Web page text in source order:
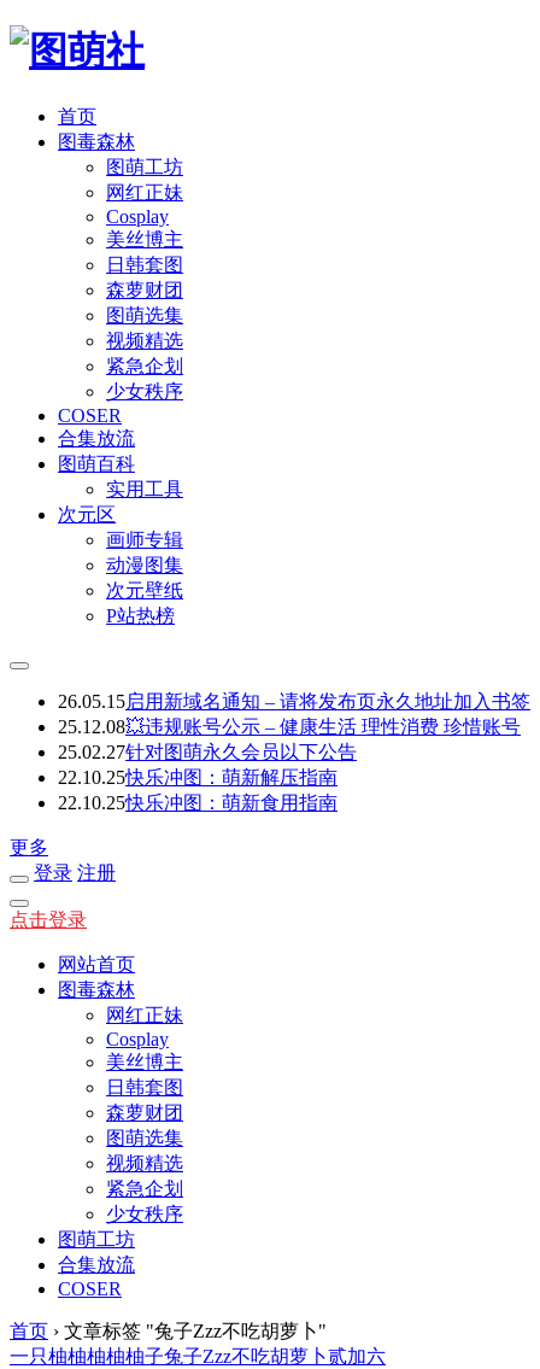
首页
图毒森林
图萌工坊
网红正妹
Cosplay
美丝博主
日韩套图
森萝财团
图萌选集
视频精选
紧急企划
少女秩序
COSER
合集放流
图萌百科
实用工具
次元区
画师专辑
动漫图集
次元壁纸
P站热榜
26.05.15启用新域名通知 – 请将发布页永久地址加入书签
25.12.08💥违规账号公示 – 健康生活 理性消费 珍惜账号
25.02.27针对图萌永久会员以下公告
22.10.25快乐冲图：萌新解压指南
22.10.25快乐冲图：萌新食用指南
更多
登录 注册
点击登录
网站首页
图毒森林
网红正妹
Cosplay
美丝博主
日韩套图
森萝财团
图萌选集
视频精选
紧急企划
少女秩序
图萌工坊
合集放流
COSER
首页 › 文章标签 "兔子Zzz不吃胡萝卜"
一只柚柚柚柚柚子兔子Zzz不吃胡萝卜贰加六